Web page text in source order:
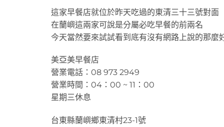
這家早餐店就位於昨天吃過的東清三十三號對面
在蘭嶼這兩家可說是分屬必吃早餐的前兩名
今天當然要來試試看到底有沒有網路上說的那麼
美亞美早餐店
營業電話：08 973 2949
營業時間：04：00 ~ 11：00
星期三休息
台東縣蘭嶼鄉東清村23-1號